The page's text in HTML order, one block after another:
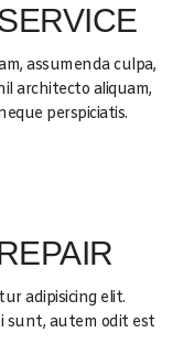
assumenda culpa,
architecto aliquam,
perspiciatis.
adipisicing elit.
sunt, autem odit est